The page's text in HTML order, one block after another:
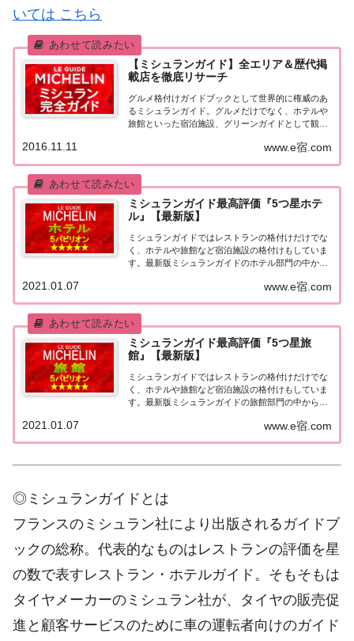
いては こちら
【ミシュランガイド】全エリア＆歴代掲
載店を徹底リサーチ
グルメ格付けガイドブックとして世界的に権威のあ
るミシュランガイド。グルメだけでなく、ホテルや
旅館といった宿泊施設、グリーンガイドとして観光
本版としては、2007年11月20日に「ミシュランガイ
www.e宿.com
2016.11.11
ミシュランガイド最高評価『5つ星ホテ
ル』【最新版】
ミシュランガイドではレストランの格付けだけでな
く、ホテルや旅館など宿泊施設の格付けもしていま
す。最新版ミシュランガイドのホテル部門の中から
をまとめてみました♪ いずれのホテルも人気ランキ
ングなどで常に上位を賑わす有名ホテル。各ホテル
の...
www.e宿.com
2021.01.07
ミシュランガイド最高評価『5つ星旅
館』【最新版】
ミシュランガイドではレストランの格付けだけでな
く、ホテルや旅館など宿泊施設の格付けもしていま
す。最新版ミシュランガイドの旅館部門の中から最
とめてみました♪ いずれも人気ランキングなどで常
に上位を賑わす有名旅館。各旅館の情報と口コミ評
www.e宿.com
2021.01.07
◎ミシュランガイドとは
フランスのミシュラン社により出版されるガイドブ
ックの総称。代表的なものはレストランの評価を星
の数で表すレストラン・ホテルガイド。そもそもは
タイヤメーカーのミシュラン社が、タイヤの販売促
進と顧客サービスのために車の運転者向けのガイド